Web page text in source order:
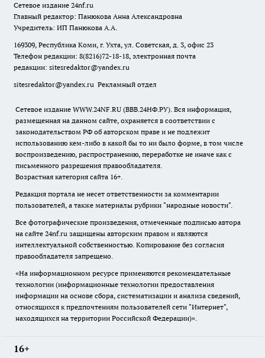
Сетевое издание 24nf.ru
Главный редактор: Панюкова Анна Александровна
Учредитель: ИП Панюкова А.А.
169309, Республика Коми, г. Ухта, ул. Советская, д. 3, офис 23
Телефон редакции: 8(8216)72-18-18, электронная почта
редакции: sitesredaktor@yandex.ru
sitesredaktor@yandex.ru Рекламный отдел
Сетевое издание WWW.24NF.RU (ВВВ.24НФ.РУ). Вся информация,
размещенная на данном сайте, охраняется в соответствии с
законодательством РФ об авторском праве и не подлежит
использованию кем-либо в какой бы то ни было форме, в том числе
воспроизведению, распространению, переработке не иначе как с
письменного разрешения правообладателя.
Возрастная категория сайта 16+.
Редакция портала не несет ответственности за комментарии
пользователей, а также материалы рубрики "народные новости".
Все фотографические произведения, отмеченные подписью автора
на сайте 24nf.ru защищены авторским правом и являются
интеллектуальной собственностью. Копирование без согласия
правообладателя запрещено.
«На информационном ресурсе применяются рекомендательные
технологии (информационные технологии предоставления
информации на основе сбора, систематизации и анализа сведений,
относящихся к предпочтениям пользователей сети "Интернет",
находящихся на территории Российской Федерации)».
16+